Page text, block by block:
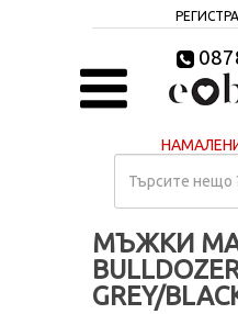
МЪЖКИ
GREY/